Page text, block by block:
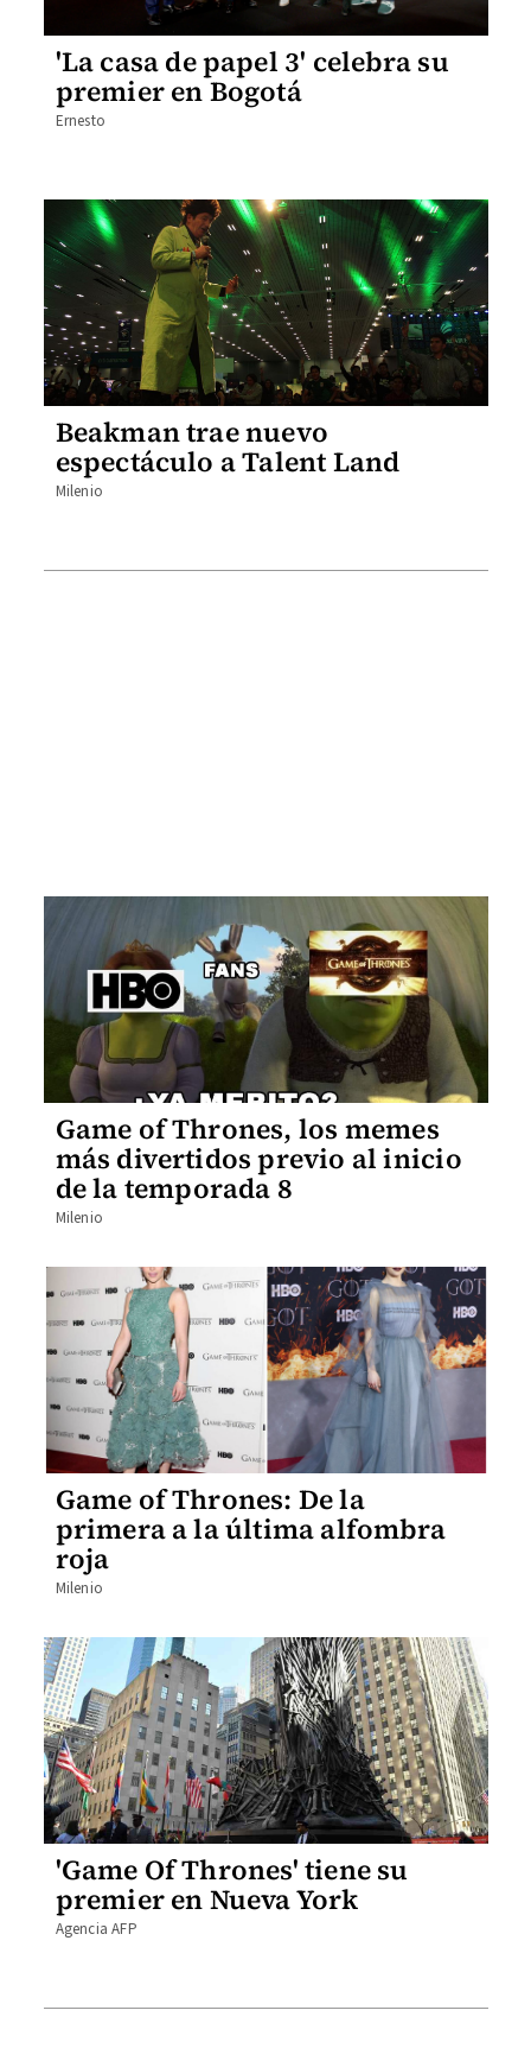
'La casa de papel 3' celebra su
premier en Bogotá
Ernesto
Beakman trae nuevo
espectáculo a Talent Land
Milenio
Game of Thrones, los memes
más divertidos previo al inicio
de la temporada 8
Milenio
Game of Thrones: De la
primera a la última alfombra
roja
Milenio
'Game Of Thrones' tiene su
premier en Nueva York
Agencia AFP